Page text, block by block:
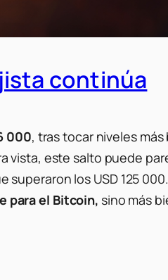
continúa
000, tras tocar niveles
vista, este salto puede
los USD 125
para el Bitcoin, sino más